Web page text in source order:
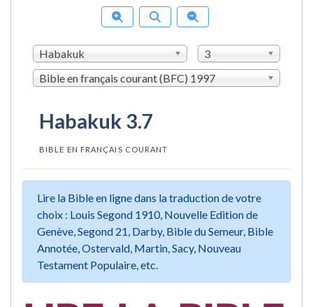
Habakuk
3
Bible en français courant (BFC) 1997
Habakuk 3.7
BIBLE EN FRANÇAIS COURANT
Lire la Bible en ligne dans la traduction de votre
choix : Louis Segond 1910, Nouvelle Edition de
Genève, Segond 21, Darby, Bible du Semeur, Bible
Annotée, Ostervald, Martin, Sacy, Nouveau
Testament Populaire, etc.